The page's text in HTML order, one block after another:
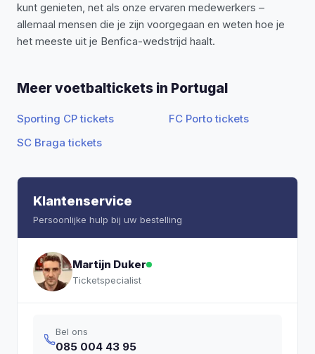
kunt genieten, net als onze ervaren medewerkers –
allemaal mensen die je zijn voorgegaan en weten hoe je
het meeste uit je Benfica-wedstrijd haalt.
Meer voetbaltickets in Portugal
Sporting CP tickets
FC Porto tickets
SC Braga tickets
Klantenservice
Persoonlijke hulp bij uw bestelling
Martijn Duker
Ticketspecialist
Bel ons
085 004 43 95